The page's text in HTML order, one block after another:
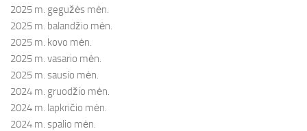
2025 m. gegužės mėn.
2025 m. balandžio mėn.
2025 m. kovo mėn.
2025 m. vasario mėn.
2025 m. sausio mėn.
2024 m. gruodžio mėn.
2024 m. lapkričio mėn.
2024 m. spalio mėn.